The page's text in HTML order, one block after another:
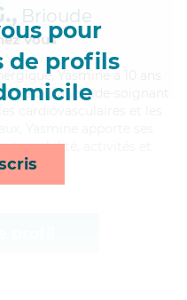
pour
de profils
Brioude
Vous
Yasmine a 10 ans
d'Etat d'aide-soignant
mobilité, activités et